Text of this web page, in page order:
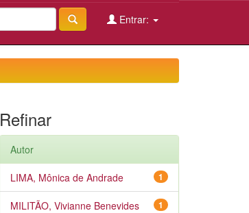
Entrar:
Refinar
Autor
1
LIMA, Mônica de Andrade
1
MILITÃO, Vivianne Benevides